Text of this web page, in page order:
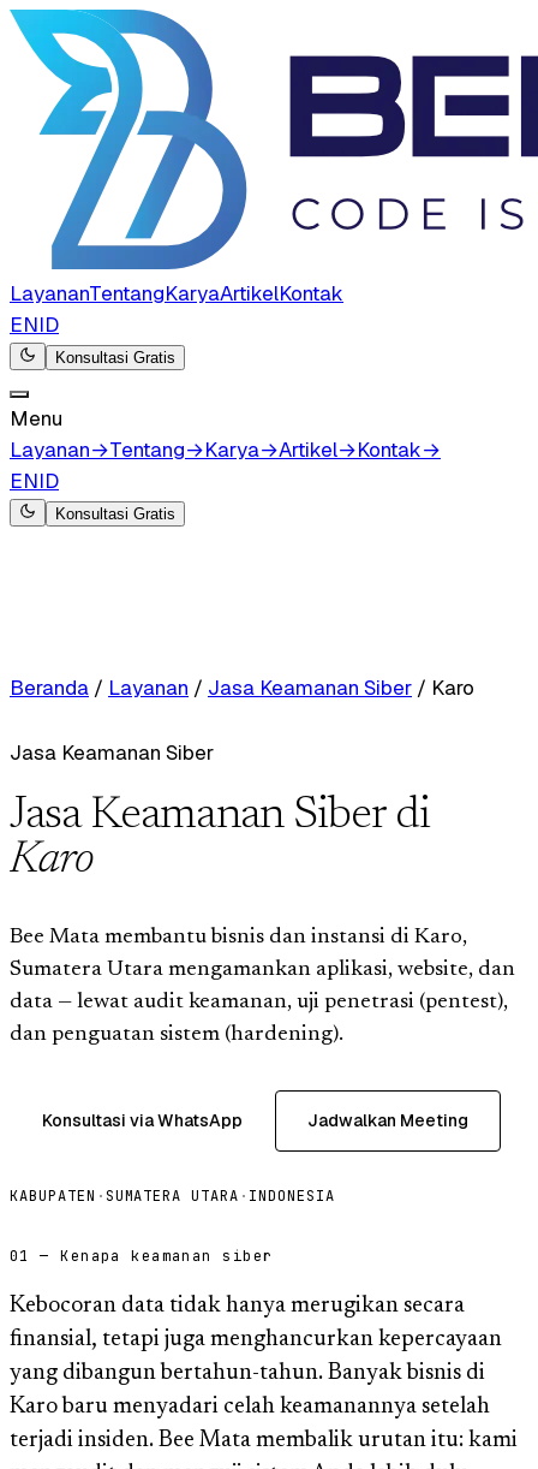
LayananTentangKaryaArtikelKontak
ENID
Konsultasi Gratis
Menu
Layanan→Tentang→Karya→Artikel→Kontak→
ENID
Konsultasi Gratis
Beranda / Layanan / Jasa Keamanan Siber / Karo
Jasa Keamanan Siber
Jasa Keamanan Siber di
Karo
Bee Mata membantu bisnis dan instansi di Karo,
Sumatera Utara mengamankan aplikasi, website, dan
data — lewat audit keamanan, uji penetrasi (pentest),
dan penguatan sistem (hardening).
Konsultasi via WhatsApp Jadwalkan Meeting
KABUPATEN · SUMATERA UTARA · INDONESIA
01 — Kenapa keamanan siber
Kebocoran data tidak hanya merugikan secara
finansial, tetapi juga menghancurkan kepercayaan
yang dibangun bertahun-tahun. Banyak bisnis di
Karo baru menyadari celah keamanannya setelah
terjadi insiden. Bee Mata membalik urutan itu: kami